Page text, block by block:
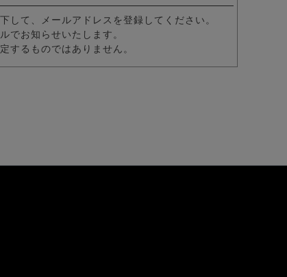
して、メールアドレスを登録してください。
でお知らせいたします。
するものではありません。